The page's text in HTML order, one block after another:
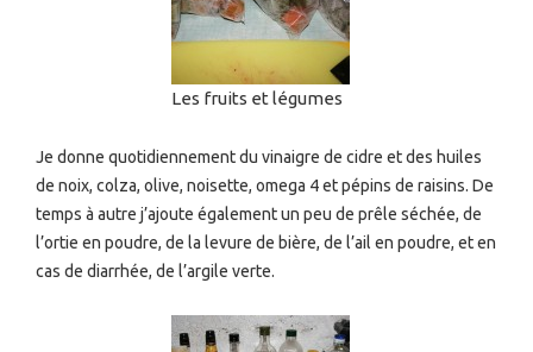
Les fruits et légumes
Je donne quotidiennement du vinaigre de cidre et des huiles
de noix, colza, olive, noisette, omega 4 et pépins de raisins. De
temps à autre j’ajoute également un peu de prêle séchée, de
l’ortie en poudre, de la levure de bière, de l’ail en poudre, et en
cas de diarrhée, de l’argile verte.